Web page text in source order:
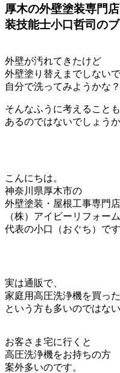
厚木の外壁塗装専門
装技能士小口哲司の
外壁が汚れてきたけど
外壁塗り替えまでしないで
自分で洗ってみようかな？
そんなふうに考えることも
あるのではないでしょう
こんにちは。
神奈川県厚木市の
外壁塗装・屋根工事専門店
（株）アイビーリフォーム
代表の小口（おぐち）です
実は通販で、
家庭用高圧洗浄機を買っ
という方も多いのではな
お客さま宅に行くと
高圧洗浄機をお持ちの方
案外多いのです。